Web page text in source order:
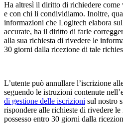
Ha altresì il diritto di richiedere
e con chi li condividiamo. Inoltre,
informazioni che Logitech elabora
accurate, ha il diritto di farle
alla sua richiesta di rivedere le
30 giorni dalla ricezione di tale
L’utente può annullare l’iscrizione
seguendo le istruzioni contenute
di gestione delle iscrizioni sul nostro
rispondere alle richieste di rivedere
possesso entro 30 giorni dalla